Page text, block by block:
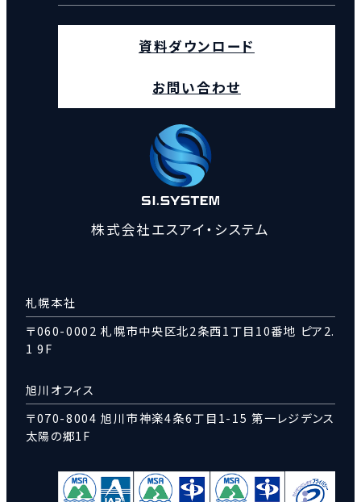
資料ダウンロード
お問い合わせ
株式会社エスアイ・システム
札幌本社
〒060-0002 札幌市中央区北2条西1丁目10番地 ピア2.
1 9F
旭川オフィス
〒070-8004 旭川市神楽4条6丁目1-15 第一レジデンス
太陽の郷1F